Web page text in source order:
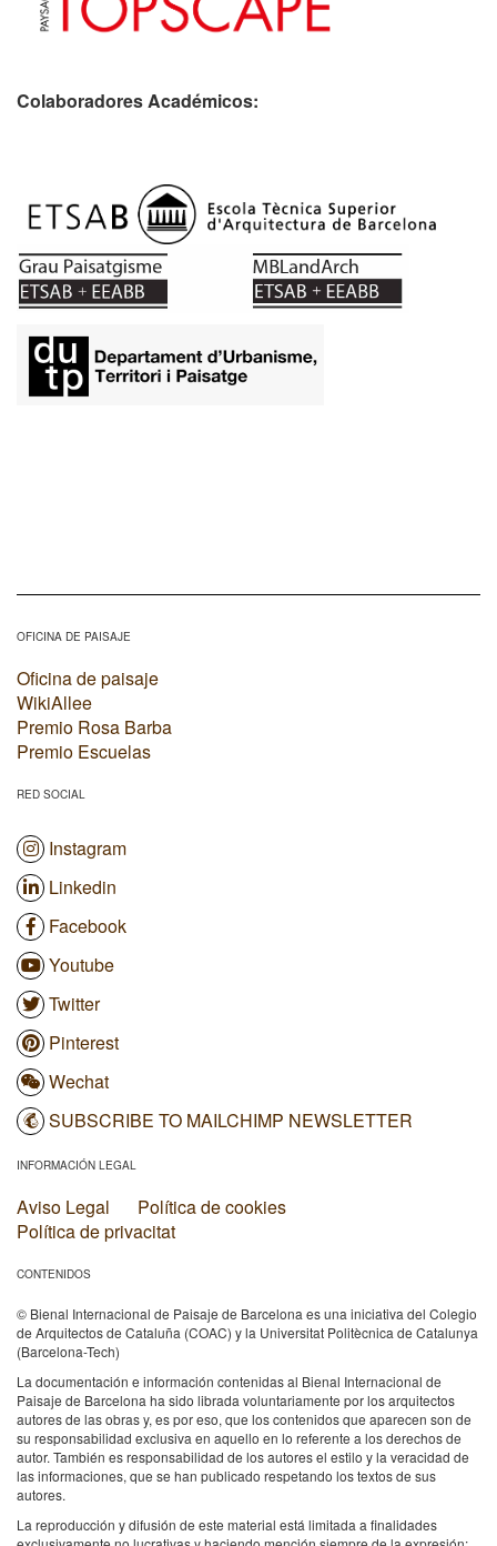
Colaboradores Académicos:
OFICINA DE PAISAJE
Oficina de paisaje
WikiAllee
Premio Rosa Barba
Premio Escuelas
RED SOCIAL
Instagram
Linkedin
Facebook
Youtube
Twitter
Pinterest
Wechat
SUBSCRIBE TO MAILCHIMP NEWSLETTER
INFORMACIÓN LEGAL
Aviso Legal
Política de cookies
Política de privacitat
CONTENIDOS
© Bienal Internacional de Paisaje de Barcelona es una iniciativa del Colegio
de Arquitectos de Cataluña (COAC) y la Universitat Politècnica de Catalunya
(Barcelona-Tech)
La documentación e información contenidas al Bienal Internacional de
Paisaje de Barcelona ha sido librada voluntariamente por los arquitectos
autores de las obras y, es por eso, que los contenidos que aparecen son de
su responsabilidad exclusiva en aquello en lo referente a los derechos de
autor. También es responsabilidad de los autores el estilo y la veracidad de
las informaciones, que se han publicado respetando los textos de sus
autores.
La reproducción y difusión de este material está limitada a finalidades